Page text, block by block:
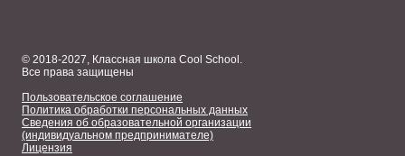
© 2018-2027, Классная школа Cool School.
Все права защищены
Пользовательское соглашение
Политика обработки персональных данных
Сведения об образовательной организации
(индивидуальном предпринимателе)
Лицензия